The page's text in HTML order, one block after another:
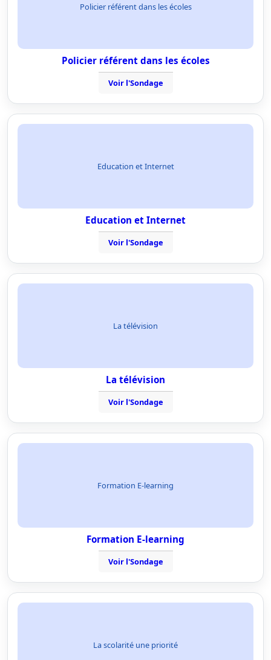
Policier référent dans les écoles
Policier référent dans les écoles
Voir l'Sondage
Education et Internet
Education et Internet
Voir l'Sondage
La télévision
La télévision
Voir l'Sondage
Formation E-learning
Formation E-learning
Voir l'Sondage
La scolarité une priorité